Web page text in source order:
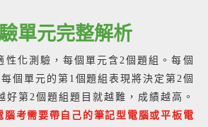
單元完整解析
性化測驗，每個單元含2個題組。每個
個單元的第1個題組表現將決定第2個
好第2個題組題目就越難，成績越高。
腦考需要帶自己的筆記型電腦或平板電